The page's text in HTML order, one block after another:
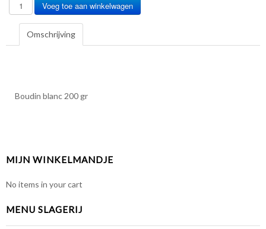
Omschrijving
Boudin blanc 200 gr
MIJN WINKELMANDJE
No items in your cart
MENU SLAGERIJ